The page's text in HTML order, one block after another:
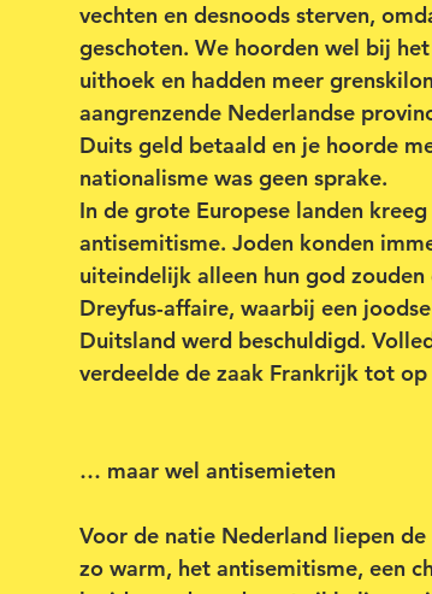
vechten en desnoods sterven,
geschoten. We hoorden wel bij
uithoek en hadden meer
aangrenzende Nederlandse
Duits geld betaald en je hoorde
nationalisme was geen sprake.
In de grote Europese landen
antisemitisme. Joden konden
uiteindelijk alleen hun god zouden
Dreyfus-affaire, waarbij een
Duitsland werd beschuldigd.
verdeelde de zaak Frankrijk tot
… maar wel antisemieten
Voor de natie Nederland liepen
zo warm, het antisemitisme, een